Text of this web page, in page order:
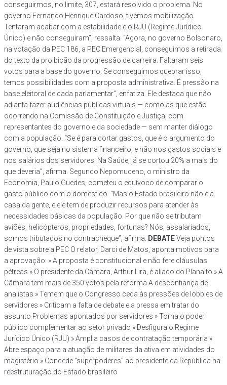
conseguirmos, no limite, 307, estará resolvido o problema. No
governo Fernando Henrique Cardoso, tivemos mobilização.
Tentaram acabar com a estabilidade e o RJU (Regime Jurídico
Único) e não conseguiram”, ressalta. “Agora, no governo Bolsonaro,
na votação da PEC 186, a PEC Emergencial, conseguimos a retirada
do texto da proibição da progressão de carreira. Faltaram seis
votos para a base do governo. Se conseguimos quebrar isso,
temos possibilidades com a proposta administrativa. É pressão na
base eleitoral de cada parlamentar”, enfatiza. Ele destaca que não
adianta fazer audiências públicas virtuais — como as que estão
ocorrendo na Comissão de Constituição e Justiça, com
representantes do governo e da sociedade — sem manter diálogo
com a população. “Se é para cortar gastos, que é o argumento do
governo, que seja no sistema financeiro, e não nos gastos sociais e
nos salários dos servidores. Na Saúde, já se cortou 20% a mais do
que deveria”, afirma. Segundo Nepomuceno, o ministro da
Economia, Paulo Guedes, cometeu o equívoco de comparar o
gasto público com o doméstico. “Mas o Estado brasileiro não é a
casa da gente, e ele tem de produzir recursos para atender às
necessidades básicas da população. Por que não se tributam
aviões, helicópteros, propriedades, fortunas? Nós, assalariados,
somos tributados no contracheque”, afirma.
DEBATEVeja pontos
de vista sobre a PEC O relator, Darci de Matos, aponta motivos para
a aprovação: » A proposta é constitucional e não fere cláusulas
pétreas » O presidente da Câmara, Arthur Lira, é aliado do Planalto » A
Câmara tem mais de 350 votos pela reforma A desconfiança de
analistas » Temem que o Congresso ceda às pressões de lobbies de
servidores » Criticam a falta de debate e a pressa em tratar do
assunto Problemas apontados por servidores » Torna o poder
público complementar ao setor privado » Desfigura o Regime
Jurídico Único (RJU) » Amplia casos de contratação temporária »
Abre espaço para a atuação de militares da ativa em atividades do
magistério » Concede “superpoderes” ao presidente da República na
reestruturação do Estado brasileiro